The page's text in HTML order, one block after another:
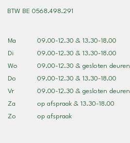
BTW BE 0568.498.291
Ma
09.00-12.30 & 13.30-18.00
Di
09.00-12.30 & 13.30-18.00
Wo
09.00-12.30 & gesloten deuren
Do
09.00-12.30 & 13.30-18.00
Vr
09.00-12.30 & gesloten deuren
Za
op afspraak & 13.30-18.00
Zo
op afspraak